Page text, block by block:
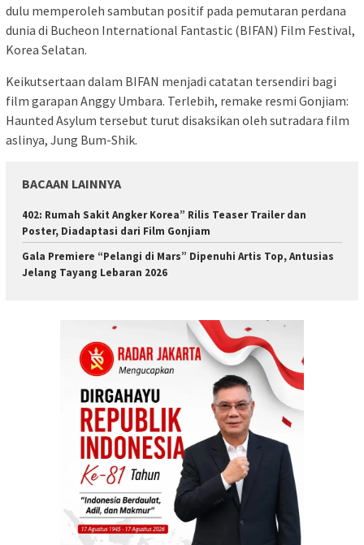
dulu memperoleh sambutan positif pada pemutaran perdana
dunia di Bucheon International Fantastic (BIFAN) Film Festival,
Korea Selatan.
Keikutsertaan dalam BIFAN menjadi catatan tersendiri bagi
film garapan Anggy Umbara. Terlebih, remake resmi Gonjiam:
Haunted Asylum tersebut turut disaksikan oleh sutradara film
aslinya, Jung Bum-Shik.
BACAAN LAINNYA
402: Rumah Sakit Angker Korea” Rilis Teaser Trailer dan
Poster, Diadaptasi dari Film Gonjiam
Gala Premiere “Pelangi di Mars” Dipenuhi Artis Top, Antusias
Jelang Tayang Lebaran 2026